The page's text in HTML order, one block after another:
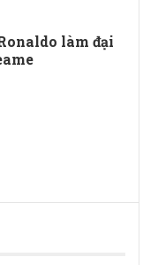
làm đại